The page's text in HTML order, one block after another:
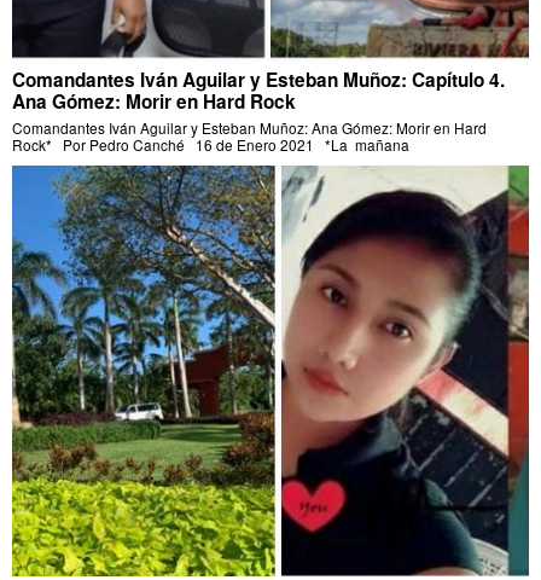
Comandantes Iván Aguilar y Esteban Muñoz: Capítulo 4.
Ana Gómez: Morir en Hard Rock
Comandantes Iván Aguilar y Esteban Muñoz: Ana Gómez: Morir en Hard
Rock* Por Pedro Canché 16 de Enero 2021 *La mañana